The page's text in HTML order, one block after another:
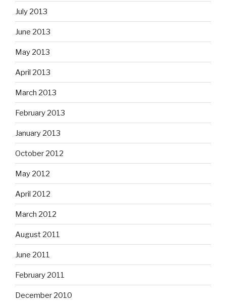
July 2013
June 2013
May 2013
April 2013
March 2013
February 2013
January 2013
October 2012
May 2012
April 2012
March 2012
August 2011
June 2011
February 2011
December 2010